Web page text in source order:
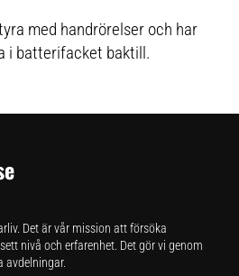
med handrörelser och har
i batterifacket baktill.
Det är vår mission att försöka
nivå och erfarenhet. Det gör vi genom
avdelningar.